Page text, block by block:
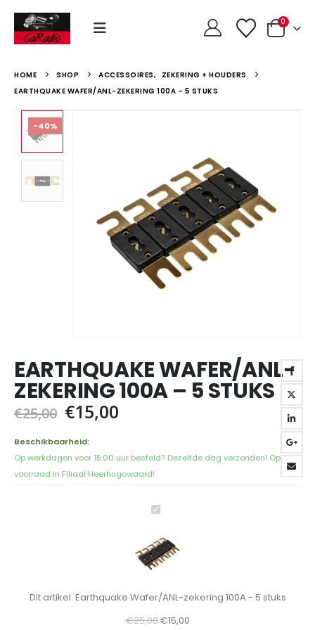
0
HOME SHOP ACCESSOIRES,
ZEKERING + HOUDERS
EARTHQUAKE WAFER/ANL-ZEKERING 100A – 5 STUKS
-40%
EARTHQUAKE WAFER/ANL-
ZEKERING 100A – 5 STUKS
€25,00 Oorspronkelijke
prijs
was:
€25,00.
€15,00
€15,00.
Beschikbaarheid:
Op werkdagen voor 15:00 uur besteld? Dezelfde dag verzonden! Op
voorraad in Filiaal Heerhugowaard!
Earthquake
zekering
100A
Dit artikel: Earthquake Wafer/ANL-zekering 100A - 5 stuks
€25,00Oorspronkelijke
€15,00Huidige